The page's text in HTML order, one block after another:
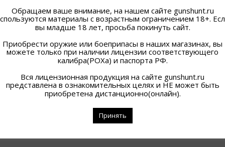
ПОХОЖИЕ ТОВАРЫ
Обращаем ваше внимание, на нашем сайте gunshunt.ru
материалы с возрастным ограничением 18+.
вы младше 18 лет, просьба покинуть сайт.
Приобрести оружие или боеприпасы в наших магазинах, вы
можете только при наличии лицензии соответствующего
калибра(РОХа) и паспорта РФ.
Вся лицензионная продукция на сайте gunshunt.ru
представлена в ознакомительных целях и НЕ может быть
приобретена дистанционно(онлайн).
Принять